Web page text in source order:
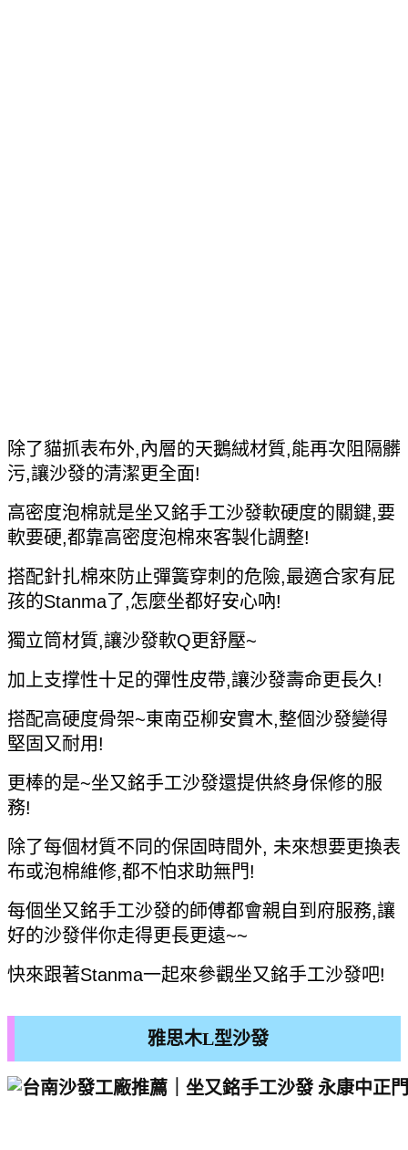
除了貓抓表布外,內層的天鵝絨材質,能再次阻隔髒
污,讓沙發的清潔更全面!
高密度泡棉就是坐又銘手工沙發軟硬度的關鍵,要
軟要硬,都靠高密度泡棉來客製化調整!
搭配針扎棉來防止彈簧穿刺的危險,最適合家有屁
孩的Stanma了,怎麼坐都好安心吶!
獨立筒材質,讓沙發軟Q更舒壓~
加上支撑性十足的彈性皮帶,讓沙發壽命更長久!
搭配高硬度骨架~東南亞柳安實木,整個沙發變得
堅固又耐用!
更棒的是~坐又銘手工沙發還提供終身保修的服
務!
除了每個材質不同的保固時間外, 未來想要更換表
布或泡棉維修,都不怕求助無門!
每個坐又銘手工沙發的師傅都會親自到府服務,讓
好的沙發伴你走得更長更遠~~
快來跟著Stanma一起來參觀坐又銘手工沙發吧!
雅思木L型沙發